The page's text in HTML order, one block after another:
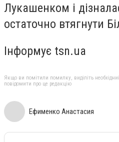
Лукашенком і
остаточно втягнути
Інформує tsn.ua
Якщо ви помітили помилку, виділіть
повідомити про це редакцію
Ефименко Анастасия